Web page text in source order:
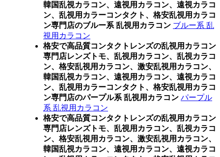
韓国乱視カラコン、遠視用カラコン、遠視カラコ
ン、乱視用カラーコンタクト、格安乱視用カラコ
ン専門店のブルー系 乱視用カラコン ブルー系 乱
視用カラコン
格安で高品質コンタクトレンズの乱視用カラコン
専門店レンズトモ、乱視用カラコン、乱視カラコ
ン、格安乱視用カラコン、激安乱視用カラコン、
韓国乱視カラコン、遠視用カラコン、遠視カラコ
ン、乱視用カラーコンタクト、格安乱視用カラコ
ン専門店のパープル系 乱視用カラコン パープル
系 乱視用カラコン
格安で高品質コンタクトレンズの乱視用カラコン
専門店レンズトモ、乱視用カラコン、乱視カラコ
ン、格安乱視用カラコン、激安乱視用カラコン、
韓国乱視カラコン、遠視用カラコン、遠視カラコ